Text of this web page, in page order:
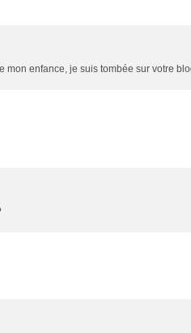
enfance, je suis tombée sur votre